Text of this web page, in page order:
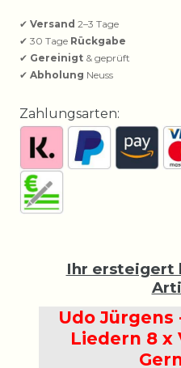
✔ Versand 2–3 Tage
✔ 30 Tage Rückgabe
✔ Gereinigt & geprüft
✔ Abholung Neuss
Zahlungsarten:
Ihr ersteigert
Udo Jürgens
Liedern 8 x